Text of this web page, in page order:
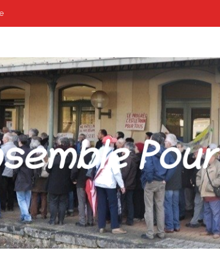
LES GARES